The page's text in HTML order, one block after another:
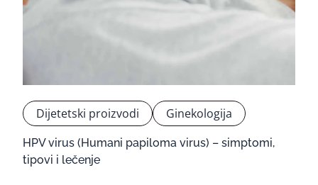
Dijetetski proizvodi Ginekologija
HPV virus (Humani papiloma virus) – simptomi,
tipovi i lečenje